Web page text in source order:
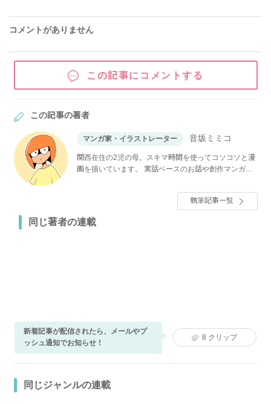
コメントがありません
この記事にコメントする
この記事の著者
マンガ家・イラストレーター 音坂ミミコ
関西在住の2児の母。スキマ時間を使ってコソコソと漫
画を描いています。 実話ベースのお話や創作マンガを
執筆記事一覧
同じ著者の連載
新着記事が配信されたら、メールやプ
ッシュ通知でお知らせ！
8 クリップ
同じジャンルの連載